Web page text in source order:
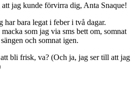
jag kunde förvirra dig, Anta Snaque!
har bara legat i feber i två dagar.
som jag via sms bett om, somnat
och somnat igen.
bli frisk, va? (Och ja, jag ser till att jag